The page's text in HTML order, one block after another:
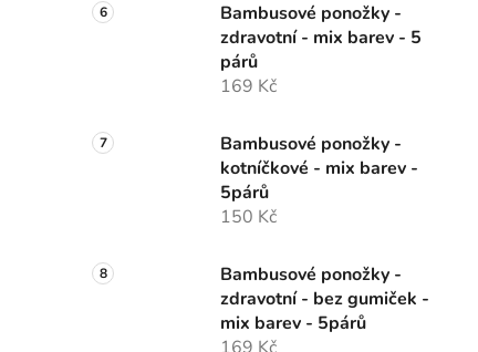
Bambusové ponožky -
zdravotní - mix barev - 5
párů
169 Kč
Bambusové ponožky -
kotníčkové - mix barev -
5párů
150 Kč
Bambusové ponožky -
zdravotní - bez gumiček -
mix barev - 5párů